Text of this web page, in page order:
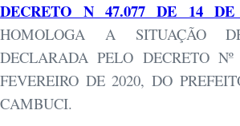
DECRETO N 47.077 DE 14
HOMOLOGA A SITUAÇÃO
DECLARADA PELO DECRETO
FEVEREIRO DE 2020, DO
CAMBUCI.